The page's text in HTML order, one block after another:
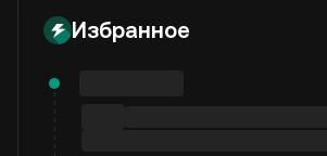
Избранное